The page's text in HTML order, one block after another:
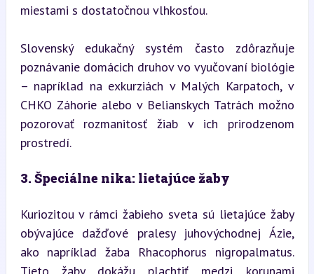
miestami s dostatočnou vlhkosťou.
Slovenský edukačný systém často zdôrazňuje
poznávanie domácich druhov vo vyučovaní biológie
– napríklad na exkurziách v Malých Karpatoch, v
CHKO Záhorie alebo v Belianskych Tatrách možno
pozorovať rozmanitosť žiab v ich prirodzenom
prostredí.
3. Špeciálne nika: lietajúce žaby
Kuriozitou v rámci žabieho sveta sú lietajúce žaby
obývajúce dažďové pralesy juhovýchodnej Ázie,
ako napríklad žaba Rhacophorus nigropalmatus.